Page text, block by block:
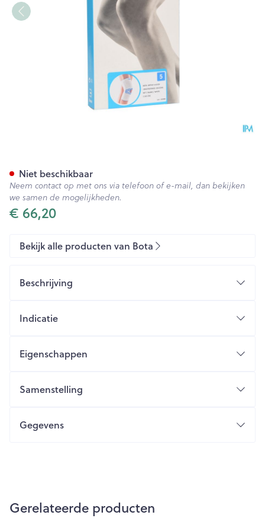
€ 66,20
Niet beschikbaar
Neem contact op met ons via telefoon of e-mail, dan bekijken
we samen de mogelijkheden.
Bekijk alle producten van Bota
Beschrijving
Indicatie
Eigenschappen
Samenstelling
Gegevens
Gerelateerde producten